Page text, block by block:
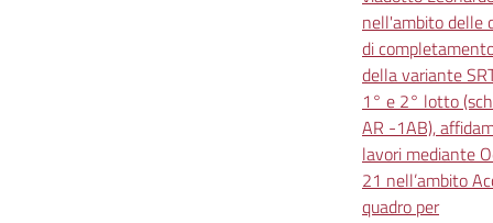
nell'ambito delle
di
della variante
1° e 2° lotto
AR -1AB),
lavori mediante
21 nell’ambito
quadro per